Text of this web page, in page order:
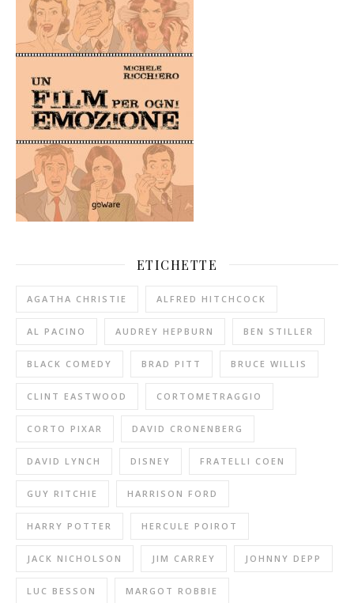
ETICHETTE
AGATHA CHRISTIE ALFRED HITCHCOCK
AL PACINO AUDREY HEPBURN BEN STILLER
BLACK COMEDY BRAD PITT BRUCE WILLIS
CLINT EASTWOOD CORTOMETRAGGIO
CORTO PIXAR DAVID CRONENBERG
DAVID LYNCH DISNEY FRATELLI COEN
GUY RITCHIE HARRISON FORD
HARRY POTTER HERCULE POIROT
JACK NICHOLSON JIM CARREY JOHNNY DEPP
LUC BESSON MARGOT ROBBIE